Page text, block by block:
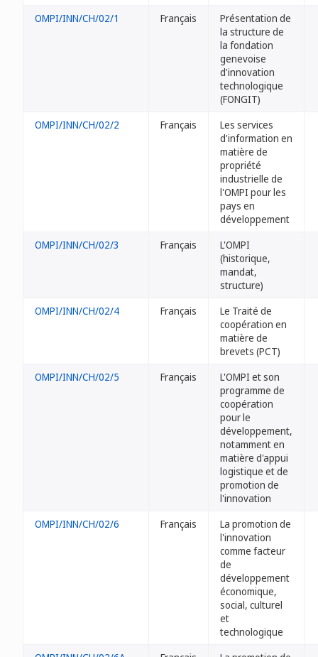
OMPI/INN/CH/02/1
Français
Présentation de
la structure de
la fondation
genevoise
d'innovation
technologique
(FONGIT)
OMPI/INN/CH/02/2
Français
Les services
d'information en
matière de
propriété
industrielle de
l'OMPI pour les
pays en
développement
OMPI/INN/CH/02/3
Français
L'OMPI
(historique,
mandat,
structure)
OMPI/INN/CH/02/4
Français
Le Traité de
coopération en
matière de
brevets (PCT)
OMPI/INN/CH/02/5
Français
L'OMPI et son
programme de
coopération
pour le
développement,
notamment en
matière d'appui
logistique et de
promotion de
l'innovation
OMPI/INN/CH/02/6
Français
La promotion de
l'innovation
comme facteur
de
développement
économique,
social, culturel
et
technologique